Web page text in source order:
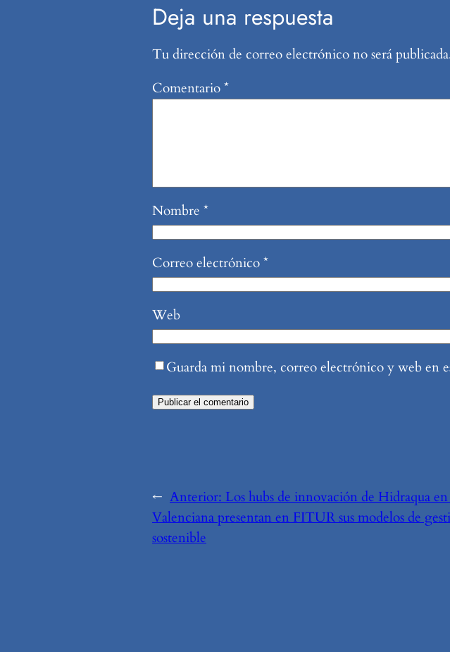
Deja una respuesta
Tu dirección de correo electrónico no será
Comentario*
Nombre *
Correo electrónico*
Web
Guarda mi nombre, correo electrónico y web en
← Anterior:Los hubs de innovación de Hidraqua
Valenciana presentan en FITUR sus modelos de
sostenible